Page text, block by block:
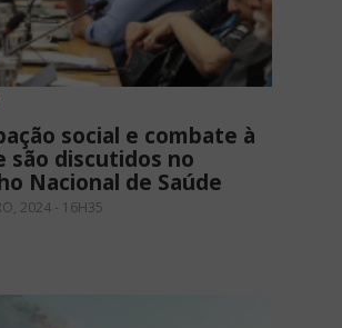
social e combate à
são discutidos no
Nacional de Saúde
2024 - 16H35